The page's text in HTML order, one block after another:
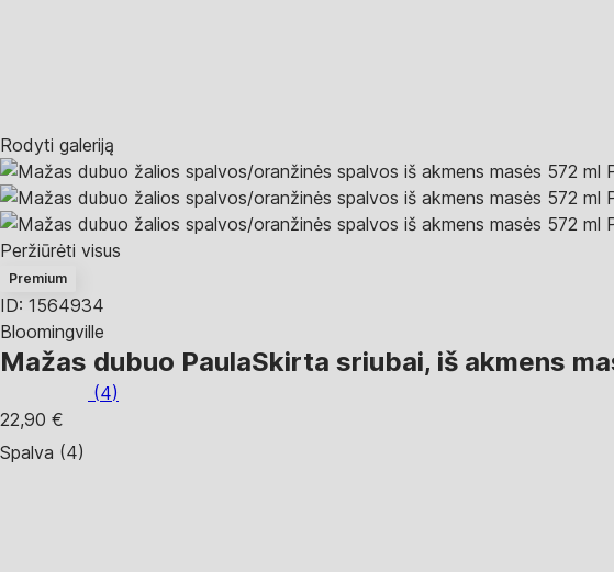
Rodyti galeriją
Peržiūrėti visus
Premium
ID: 1564934
Bloomingville
Mažas dubuo PaulaSkirta sriubai, iš akmens
(4)
22,90 €
Spalva (4)